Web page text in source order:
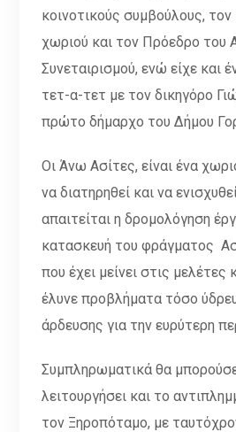
κοινοτικούς συμβούλους, τον
χωριού και τον Πρόεδρο του
Συνεταιρισμού, ενώ είχε και
τετ-α-τετ με τον δικηγόρο
πρώτο δήμαρχο του Δήμου
Οι Άνω Ασίτες, είναι ένα
να διατηρηθεί και να
απαιτείται η δρομολόγηση
κατασκευή του φράγματος
που έχει μείνει στις μελέτες
έλυνε προβλήματα τόσο
άρδευσης για την ευρύτερη
Συμπληρωματικά θα
λειτουργήσει και το
τον Ξηροπόταμο, με